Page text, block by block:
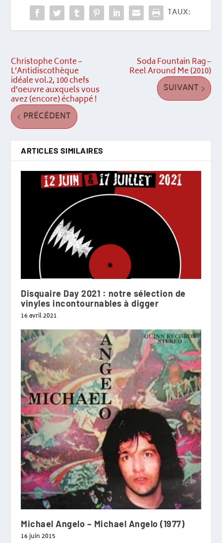
TAUX:
Christophe Conte –
L’Antidiscothèque
idéale vol.2, 100 chefs
d’oeuvre auxquels vous
avez (encore) échappé !
PRÉCÉDENT
Soda Fountain Rag –
Reel Around Me (2010)
SUIVANT
ARTICLES SIMILAIRES
Disquaire Day 2021 : notre sélection de
vinyles incontournables à digger
16 avril 2021
Michael Angelo – Michael Angelo (1977)
16 juin 2015